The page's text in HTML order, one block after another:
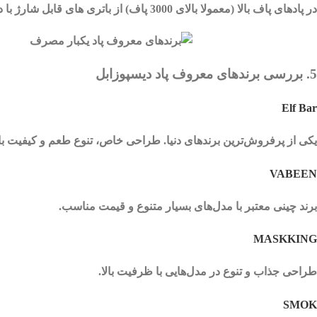
در پادهای پاف بالا (معمولا بالای 3000 پاف) از باتری های قابل شارژ با درگاه TYPE-C استفاده شده که میزان باتری بین 500 تا 900 میلی آمپر متغیر است.
5. بررسی برندهای معروف پاد دیسپوزابل
Elf Bar
یکی از پرفروش‌ترین برندهای دنیا. طراحی خاص، تنوع طعم و کیفیت
VABEEN
برند چینی معتبر با مدل‌های بسیار متنوع و قیمت مناسب.
MASKKING
طراحی جذاب و تنوع در مدل‌هایی با ظرفیت بالا.
SMOK